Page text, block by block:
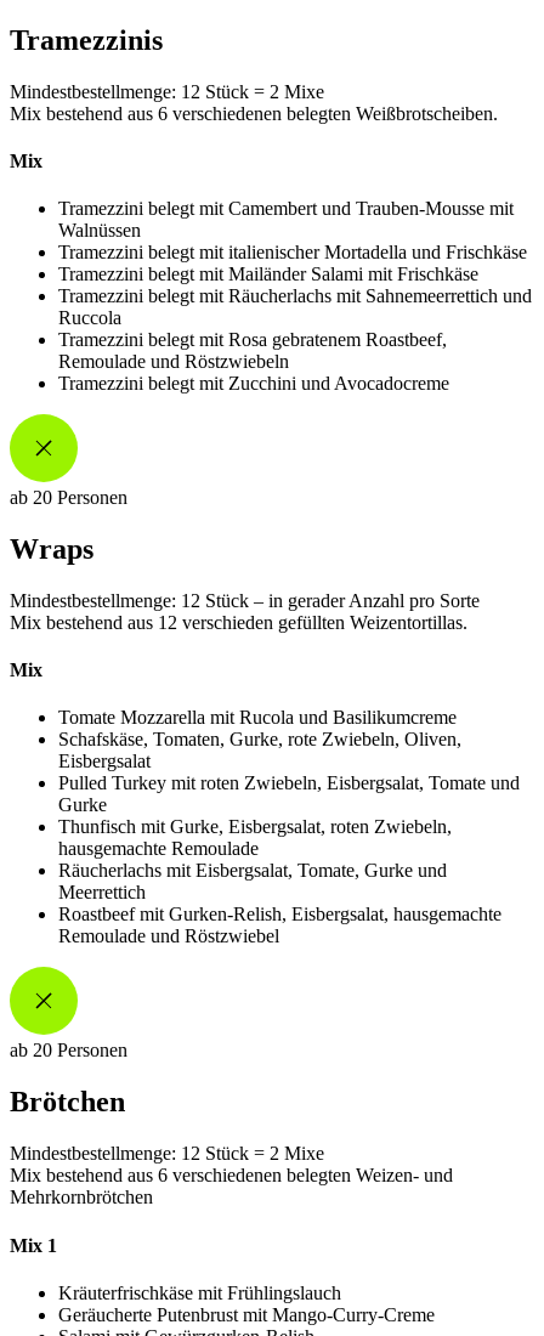
Tramezzinis
Mindestbestellmenge: 12 Stück = 2 Mixe
Mix bestehend aus 6 verschiedenen belegten Weißbrotscheiben.
Mix
Tramezzini belegt mit Camembert und Trauben-Mousse mit
Walnüssen
Tramezzini belegt mit italienischer Mortadella und Frischkäse
Tramezzini belegt mit Mailänder Salami mit Frischkäse
Tramezzini belegt mit Räucherlachs mit Sahnemeerrettich und
Ruccola
Tramezzini belegt mit Rosa gebratenem Roastbeef,
Remoulade und Röstzwiebeln
Tramezzini belegt mit Zucchini und Avocadocreme
ab 20 Personen
Wraps
Mindestbestellmenge: 12 Stück – in gerader Anzahl pro Sorte
Mix bestehend aus 12 verschieden gefüllten Weizentortillas.
Mix
Tomate Mozzarella mit Rucola und Basilikumcreme
Schafskäse, Tomaten, Gurke, rote Zwiebeln, Oliven,
Eisbergsalat
Pulled Turkey mit roten Zwiebeln, Eisbergsalat, Tomate und
Gurke
Thunfisch mit Gurke, Eisbergsalat, roten Zwiebeln,
hausgemachte Remoulade
Räucherlachs mit Eisbergsalat, Tomate, Gurke und
Meerrettich
Roastbeef mit Gurken-Relish, Eisbergsalat, hausgemachte
Remoulade und Röstzwiebel
ab 20 Personen
Brötchen
Mindestbestellmenge: 12 Stück = 2 Mixe
Mix bestehend aus 6 verschiedenen belegten Weizen- und
Mehrkornbrötchen
Mix 1
Kräuterfrischkäse mit Frühlingslauch
Geräucherte Putenbrust mit Mango-Curry-Creme